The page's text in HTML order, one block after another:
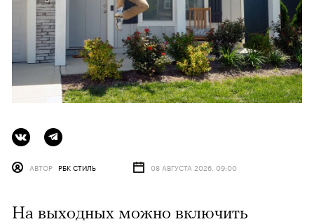
АВТОР РБК СТИЛЬ 08 АВГУСТА 2026, 09:00
На выходных можно включить